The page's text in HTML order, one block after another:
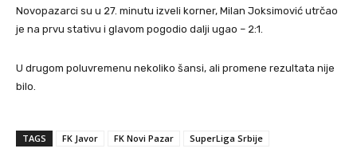
Novopazarci su u 27. minutu izveli korner, Milan Joksimović utrčao
je na prvu stativu i glavom pogodio dalji ugao – 2:1.
U drugom poluvremenu nekoliko šansi, ali promene rezultata nije
bilo.
TAGS FK Javor FK Novi Pazar SuperLiga Srbije